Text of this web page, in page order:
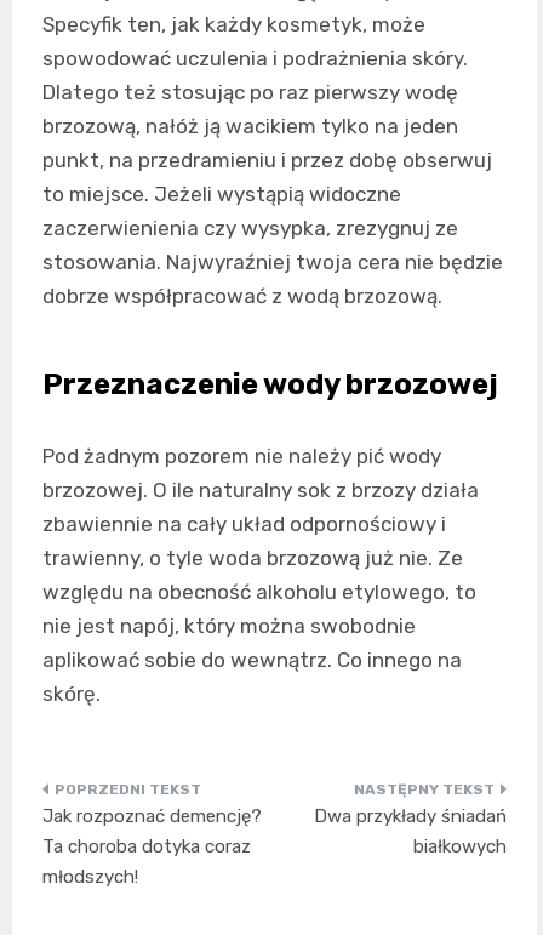
Specyfik ten, jak każdy kosmetyk, może
spowodować uczulenia i podrażnienia skóry.
Dlatego też stosując po raz pierwszy wodę
brzozową, nałóż ją wacikiem tylko na jeden
punkt, na przedramieniu i przez dobę obserwuj
to miejsce. Jeżeli wystąpią widoczne
zaczerwienienia czy wysypka, zrezygnuj ze
stosowania. Najwyraźniej twoja cera nie będzie
dobrze współpracować z wodą brzozową.
Przeznaczenie wody brzozowej
Pod żadnym pozorem nie należy pić wody
brzozowej. O ile naturalny sok z brzozy działa
zbawiennie na cały układ odpornościowy i
trawienny, o tyle woda brzozową już nie. Ze
względu na obecność alkoholu etylowego, to
nie jest napój, który można swobodnie
aplikować sobie do wewnątrz. Co innego na
skórę.
Nawigacja
wpisu
Jak rozpoznać demencję?
Ta choroba dotyka coraz
młodszych!
Dwa przykłady śniadań
białkowych